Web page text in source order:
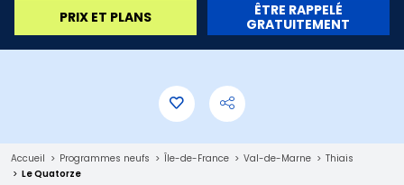
PRIX ET PLANS
ÊTRE RAPPELÉ
GRATUITEMENT
Accueil Programmes neufs Île-de-France Val-de-Marne
Thiais
Le Quatorze